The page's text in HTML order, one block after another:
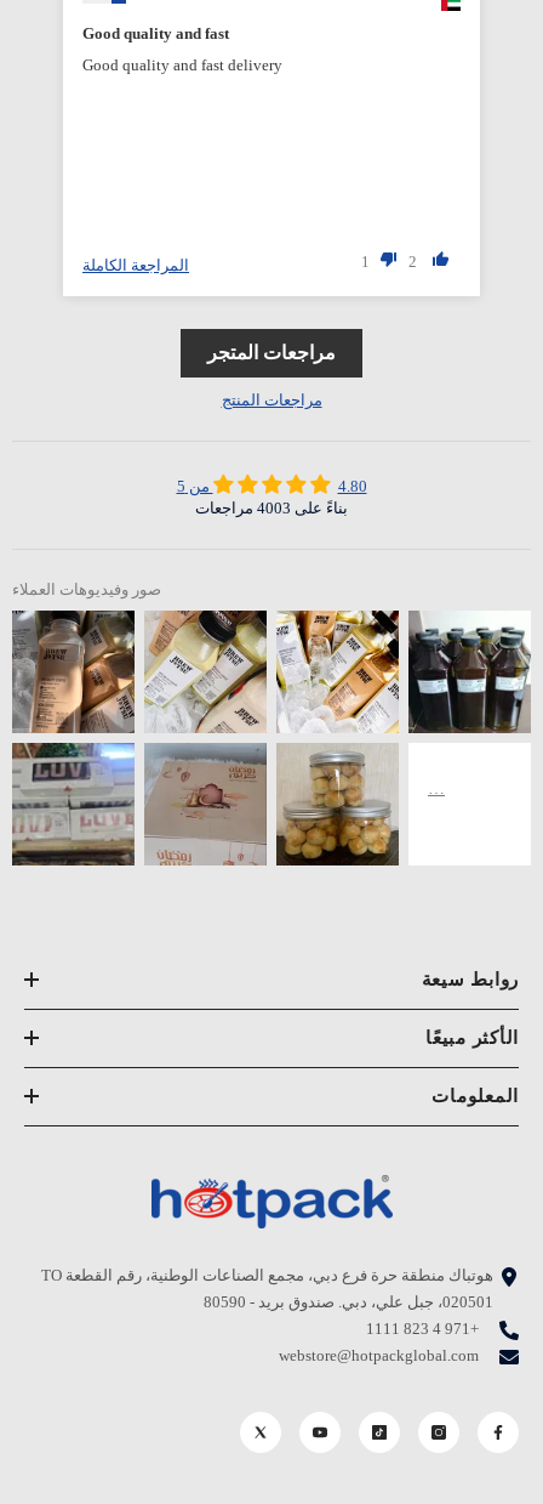
Good quality and fast
Good quality and fast delivery
2
1 المراجعة الكاملة
مراجعات المتجر
مراجعات المنتج
4.80 من 5
بناءً على 4003 مراجعات
صور وفيديوهات العملاء
روابط سيعة
الأكثر مبيعًا
المعلومات
هوتباك منطقة حرة فرع دبي، مجمع الصناعات الوطنية، رقم القطعة TO
020501، جبل علي، دبي. صندوق بريد - 80590
+971 4 823 1111
webstore@hotpackglobal.com